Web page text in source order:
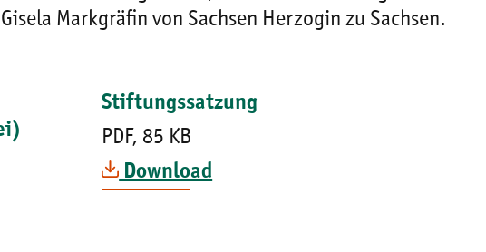
Markgräfin von Sachsen Herzogin zu Sachsen.
Stiftungssatzung
PDF, 85 KB
Download